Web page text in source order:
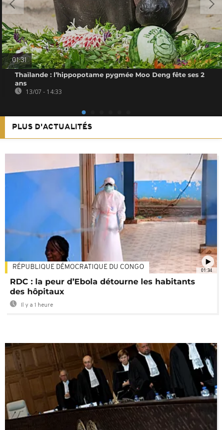
01:31
Thaïlande : l’hippopotame pygmée Moo Deng fête ses 2
ans
13/07 - 14:33
PLUS D'ACTUALITÉS
01:34
RÉPUBLIQUE DÉMOCRATIQUE DU CONGO
RDC : la peur d’Ebola détourne les habitants
des hôpitaux
Il y a 1 heure